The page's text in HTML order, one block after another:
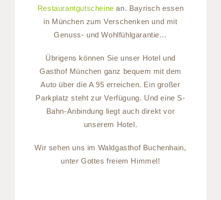
Restaurantgutscheine an. Bayrisch essen
in München zum Verschenken und mit
Genuss- und Wohlfühlgarantie…
Übrigens können Sie unser Hotel und
Gasthof München ganz bequem mit dem
Auto über die A 95 erreichen. Ein großer
Parkplatz steht zur Verfügung. Und eine S-
Bahn-Anbindung liegt auch direkt vor
unserem Hotel.
Wir sehen uns im Waldgasthof Buchenhain,
unter Gottes freiem Himmel!